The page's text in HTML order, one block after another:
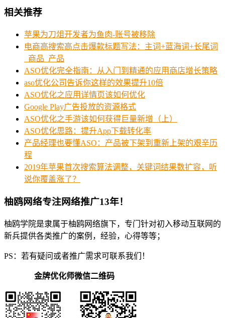
相关推荐
苹果为刀俎开发者为鱼肉-账号被移除
电商高搜索高点击爆款标题写法：主词+蓝海词+长尾词
_商品_产品
ASO优化完全指南：从入门到精通的应用商店增长策略
aso优化公司告诉你这样的效果提升10倍
ASO优化之应用详情页该如何优化
Google Play广告投放的资源格式
ASO优化之手游该如何获得巨量新增（上）
ASO优化思路：提升App下载转化率
产品经理也要懂ASO：产品被下架到重新上架的艰辛历
程
2019年苹果首次搜索算法调整，关键词结果数扩容，听
说你覆盖涨了？
柚鸥网络专注网络推广13年！
柚鸥学院是隶属于柚鸥网络旗下，专门针对初入移动互联网的
新兵提供各类推广的案例，经验，心得等等；
PS：若有疑问或者推广需求可联系我们！
金牌优化师微信二维码